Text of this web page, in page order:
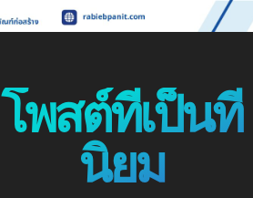
โพสต์ที่เป็นที่
นิยม